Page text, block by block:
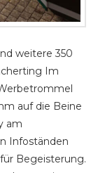
weitere 350
Im
auf die Beine
am
Infoständen
Begeisterung.